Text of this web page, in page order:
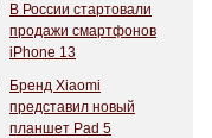
В России стартовали
продажи смартфонов
iPhone 13
Бренд Xiaomi
представил новый
планшет Pad 5